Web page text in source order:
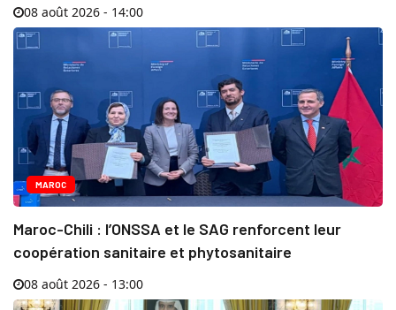
08 août 2026 - 14:00
MAROC
Maroc-Chili : l’ONSSA et le SAG renforcent leur
coopération sanitaire et phytosanitaire
08 août 2026 - 13:00